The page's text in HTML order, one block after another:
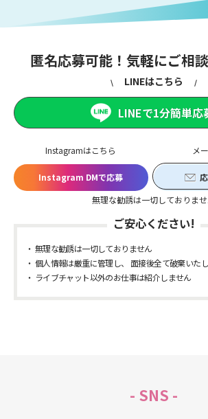
匿名応募可能！気軽にご相
Instagramはこちら
Instagram DMで応募
メ
無理な勧誘は一切しておりま
LINEはこちら
LINEで1分簡単応
ご安心ください!
無理な勧誘は一切しておりません
個人情報は厳重に管理し、 面接後全て破棄いた
ライブチャット以外のお仕事は紹介しません
- SNS -